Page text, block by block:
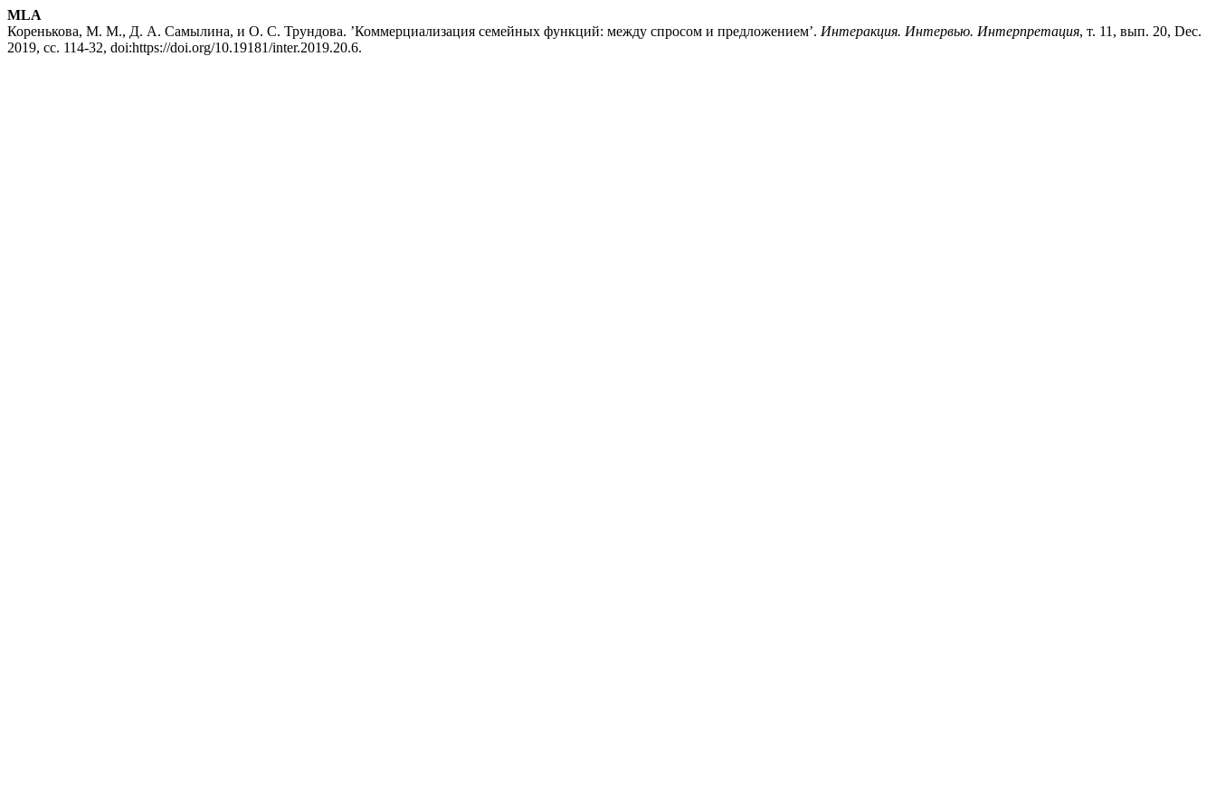
MLA
Коренькова, М. М., Д. А. Самылина, и О. С. Трундова. ’Коммерциализация семейных функций: между спросом и предложением’. Интеракция. Интервью. Интерпретация, т. 11, вып. 20, Dec.
2019, сс. 114-32, doi:https://doi.org/10.19181/inter.2019.20.6.